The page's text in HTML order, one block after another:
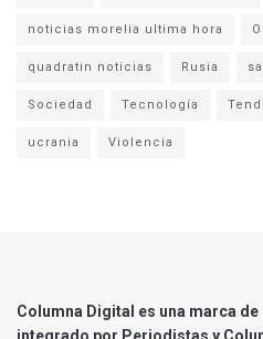
noticias morelia ultima hora
quadratin noticias Rusia
Sociedad Tecnología
ucrania Violencia
Columna Digital es una marca
integrado por Periodistas y